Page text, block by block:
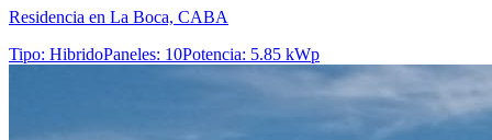
Residencia en La Boca, CABA
Tipo: HibridoPaneles: 10Potencia: 5.85 kWp